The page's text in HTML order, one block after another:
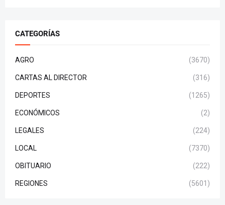
CATEGORÍAS
AGRO (3670)
CARTAS AL DIRECTOR (316)
DEPORTES (1265)
ECONÓMICOS (2)
LEGALES (224)
LOCAL (7370)
OBITUARIO (222)
REGIONES (5601)